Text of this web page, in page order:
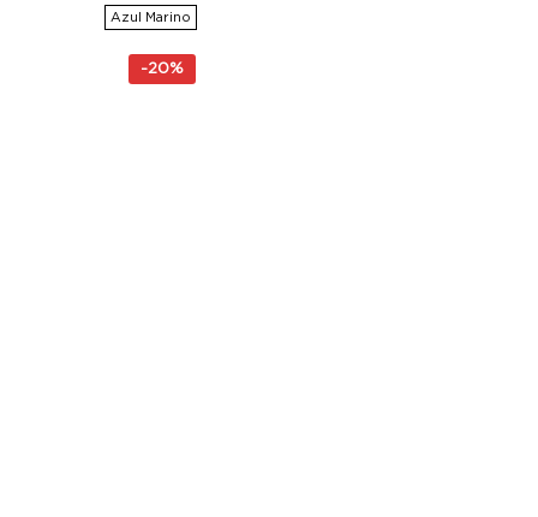
original
era:
Azul Marino
-20%